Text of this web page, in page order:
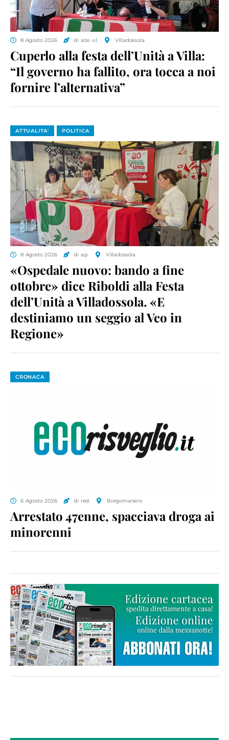
8 Agosto 2026 di a.te.-v.l. Villadossola
Cuperlo alla festa dell’Unità a Villa:
“Il governo ha fallito, ora tocca a noi
fornire l’alternativa”
ATTUALITA' POLITICA
8 Agosto 2026 di a.p. Villadossola
«Ospedale nuovo: bando a fine
ottobre» dice Riboldi alla Festa
dell’Unità a Villadossola. «E
destiniamo un seggio al Vco in
Regione»
CRONACA
6 Agosto 2026 di red. Borgomanero
Arrestato 47enne, spacciava droga ai
minorenni